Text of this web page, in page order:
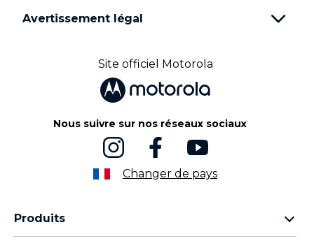
Avertissement légal
Site officiel Motorola
Nous suivre sur nos réseaux sociaux
Changer de pays
Produits